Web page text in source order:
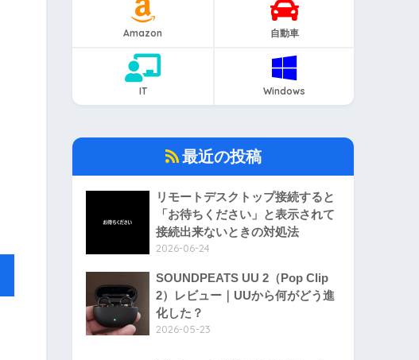
Amazon 自動車
IT Windows
最近の投稿
リモートデスクトップ接続すると
「お待ちください」と表示されて
接続出来ないときの対処法
2026-06-24
SOUNDPEATS UU 2（Pop Clip
2）レビュー｜UUから何がどう進
化した？
2026-05-23